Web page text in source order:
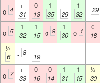
0 4
+
31
0
13
1
35
-
29
1
32 - 29
0 5
1
32
1
15 0 8
1
30 0 1
0
18
½
6
- 8
-
19
0 7
+
33
0
16
0
14
1
31
1
15
½
30